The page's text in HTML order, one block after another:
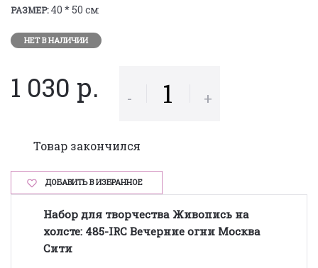
РАЗМЕР:40 * 50 см
НЕТ В НАЛИЧИИ
1 030 р. - +
Товар закончился
ДОБАВИТЬ В ИЗБРАННОЕ
Набор для творчества Живопись на
холсте: 485-IRC Вечерние огни Москва
Сити